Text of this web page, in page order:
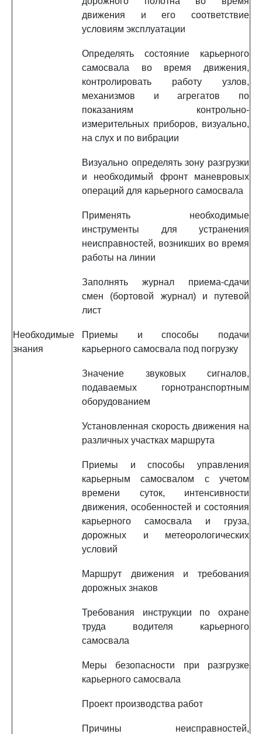
движения и его соответствие
условиям эксплуатации
Определять состояние карьерного
самосвала во время движения,
контролировать работу узлов,
механизмов и агрегатов по
показаниям контрольно-
измерительных приборов, визуально,
на слух и по вибрации
Визуально определять зону разгрузки
и необходимый фронт маневровых
операций для карьерного самосвала
Применять необходимые
инструменты для устранения
неисправностей, возникших во время
работы на линии
Заполнять журнал приема-сдачи
смен (бортовой журнал) и путевой
лист
Необходимые
знания
Приемы и способы подачи
карьерного самосвала под погрузку
Значение звуковых сигналов,
подаваемых горнотранспортным
оборудованием
Установленная скорость движения на
различных участках маршрута
Приемы и способы управления
карьерным самосвалом с учетом
времени суток, интенсивности
движения, особенностей и состояния
карьерного самосвала и груза,
дорожных и метеорологических
условий
Маршрут движения и требования
дорожных знаков
Требования инструкции по охране
труда водителя карьерного
самосвала
Меры безопасности при разгрузке
карьерного самосвала
Проект производства работ
Причины неисправностей,